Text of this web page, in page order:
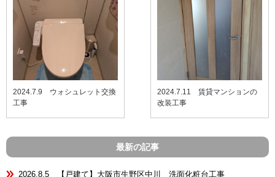
2024.7.9 ウォシュレット交換
工事
2024.7.11 賃貸マンションの
改装工事
最新の記事
2026.8.5 【戸建て】大阪市生野区中川 洗面化粧台工事